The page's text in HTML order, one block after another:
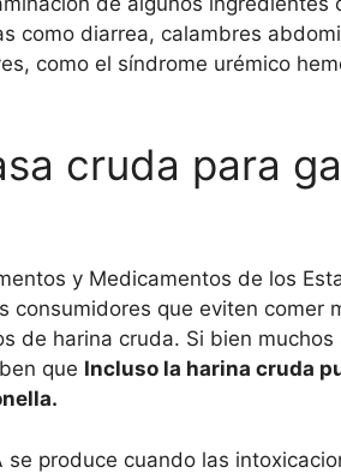
como diarrea, calambres
como el síndrome urémico
cruda para
y Medicamentos de los
consumidores que eviten comer
de harina cruda. Si bien
que Incluso la harina cruda
se produce cuando las